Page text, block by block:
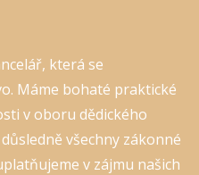
která se
Máme bohaté praktické
v oboru dědického
všechny zákonné
v zájmu našich